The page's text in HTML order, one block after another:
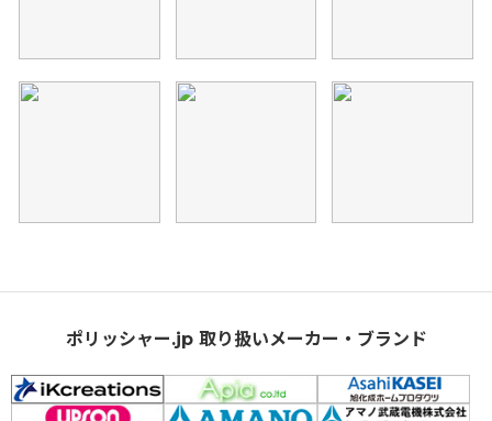
ポリッシャー.jp 取り扱いメーカー・ブランド